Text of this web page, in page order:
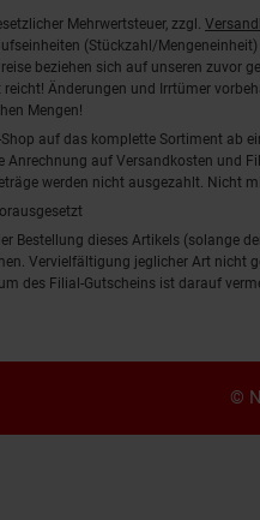
Mehrwertsteuer, zzgl.
(Stückzahl/
beziehen sich auf unseren zuvor
Änderungen und Irrtümer
Mengen!
auf das komplette Sortiment ab
Anrechnung auf Versandkosten und
werden nicht ausgezahlt. Nicht
Bestellung dieses Artikels (solange
Vervielfältigung jeglicher Art nicht
des Filial-Gutscheins ist darauf
©